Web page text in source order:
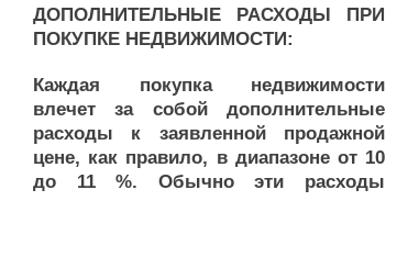
ДОПОЛНИТЕЛЬНЫЕ РАСХОДЫ ПРИ
ПОКУПКЕ НЕДВИЖИМОСТИ:
Каждая покупка недвижимости
влечет за собой дополнительные
расходы к заявленной продажной
цене, как правило, в диапазоне от 10
до 11 %. Обычно эти расходы